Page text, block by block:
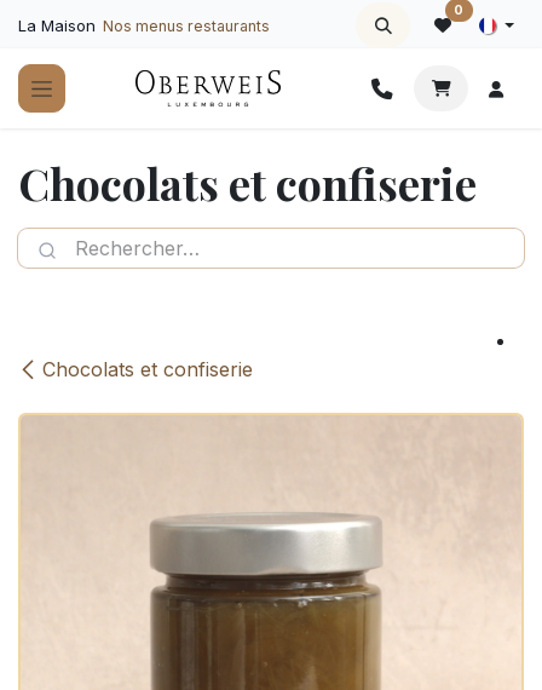
La Maison Nos menus restaurants
0
Chocolats et confiserie
Chocolats et confiserie